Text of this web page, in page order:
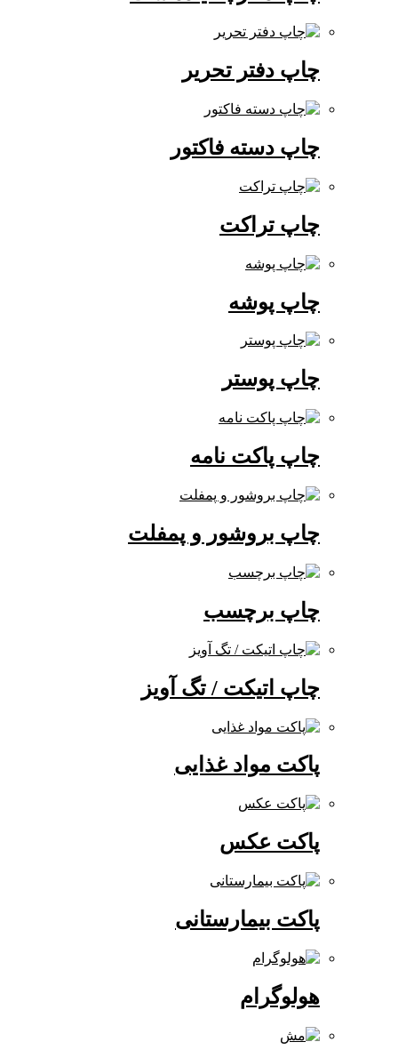
چاپ دفتر تحریر
چاپ دسته فاکتور
چاپ تراکت
چاپ پوشه
چاپ پوستر
چاپ پاکت نامه
چاپ بروشور و پمفلت
چاپ برچسب
چاپ اتیکت / تگ آویز
پاکت مواد غذایی
پاکت عکس
پاکت بیمارستانی
هولوگرام